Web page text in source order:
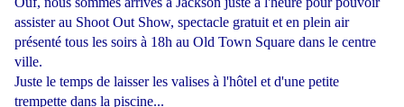
assister au Shoot Out Show, spectacle gratuit et en plein air
présenté tous les soirs à 18h au Old Town Square dans le centre
ville.
Juste le temps de laisser les valises à l'hôtel et d'une petite
trempette dans la piscine...